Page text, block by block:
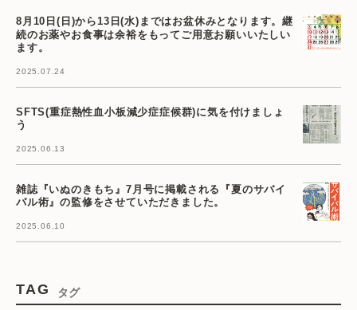
8月10日(日)から13日(水)まではお盆休みとなります。継
続のお薬やお食事は余裕をもってご用意お願いいたしい
ます。
2025.07.24
SFTS(重症熱性血小板減少症症候群)に気を付けましょ
う
2025.06.13
雑誌『いぬのきもち』7月号に掲載される『夏のサバイ
バル術』の監修をさせていただきました。
2025.06.10
TAG タグ